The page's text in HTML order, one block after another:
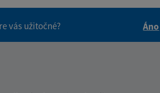
vás užitočné?
Áno